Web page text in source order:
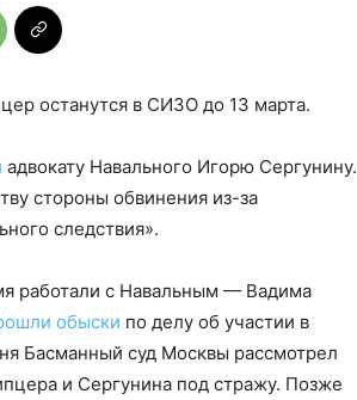
останутся в СИЗО до 13 марта.
адвокату Навального Игорю Сергунину.
стороны обвинения из-за
следствия».
работали с Навальным — Вадима
обыски по делу об участии в
Басманный суд Москвы рассмотрел
и Сергунина под стражу. Позже